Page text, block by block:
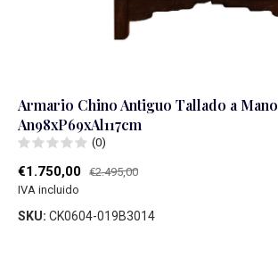
Armario Chino Antiguo Tallado a Mano
An98xP69xAl117cm
(0)
€1.750,00 €2.495,00
IVA incluido
SKU: CK0604-019B3014